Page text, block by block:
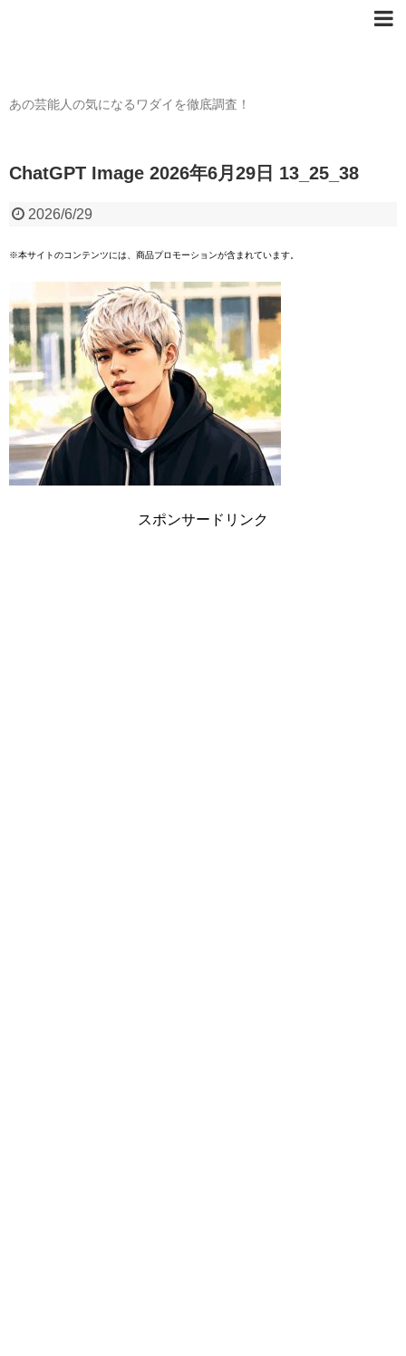
あの芸能人の気になるワダイを徹底調査！
ChatGPT Image 2026年6月29日 13_25_38
2026/6/29
※本サイトのコンテンツには、商品プロモーションが含まれています。
スポンサードリンク